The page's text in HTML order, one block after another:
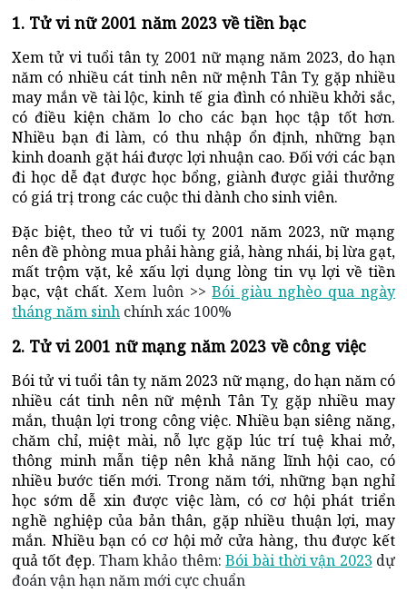
1. Tử vi nữ 2001 năm 2023 về tiền bạc
Xem tử vi tuổi tân tỵ 2001 nữ mạng năm 2023, do hạn
năm có nhiều cát tinh nên nữ mệnh Tân Tỵ gặp nhiều
may mắn về tài lộc, kinh tế gia đình có nhiều khởi sắc,
có điều kiện chăm lo cho các bạn học tập tốt hơn.
Nhiều bạn đi làm, có thu nhập ổn định, những bạn
kinh doanh gặt hái được lợi nhuận cao. Đối với các bạn
đi học dễ đạt được học bổng, giành được giải thưởng
có giá trị trong các cuộc thi dành cho sinh viên.
Đặc biệt, theo tử vi tuổi tỵ 2001 năm 2023, nữ mạng
nên đề phòng mua phải hàng giả, hàng nhái, bị lừa gạt,
mất trộm vặt, kẻ xấu lợi dụng lòng tin vụ lợi về tiền
bạc, vật chất. Xem luôn >>Bói giàu nghèo qua ngày
tháng năm sinh chính xác 100%
2. Tử vi 2001 nữ mạng năm 2023 về công việc
Bói tử vi tuổi tân tỵ năm 2023 nữ mạng, do hạn năm có
nhiều cát tinh nên nữ mệnh Tân Tỵ gặp nhiều may
mắn, thuận lợi trong công việc. Nhiều bạn siêng năng,
chăm chỉ, miệt mài, nỗ lực gặp lúc trí tuệ khai mở,
thông minh mẫn tiệp nên khả năng lĩnh hội cao, có
nhiều bước tiến mới. Trong năm tới, những bạn nghỉ
học sớm dễ xin được việc làm, có cơ hội phát triển
nghề nghiệp của bản thân, gặp nhiều thuận lợi, may
mắn. Nhiều bạn có cơ hội mở cửa hàng, thu được kết
quả tốt đẹp.Tham khảo thêm:Bói bài thời vận 2023 dự
đoán vận hạn năm mới cực chuẩn